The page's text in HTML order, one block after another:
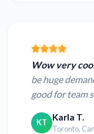
Wow very
be huge
good for team
KT Karla T.
Toronto,